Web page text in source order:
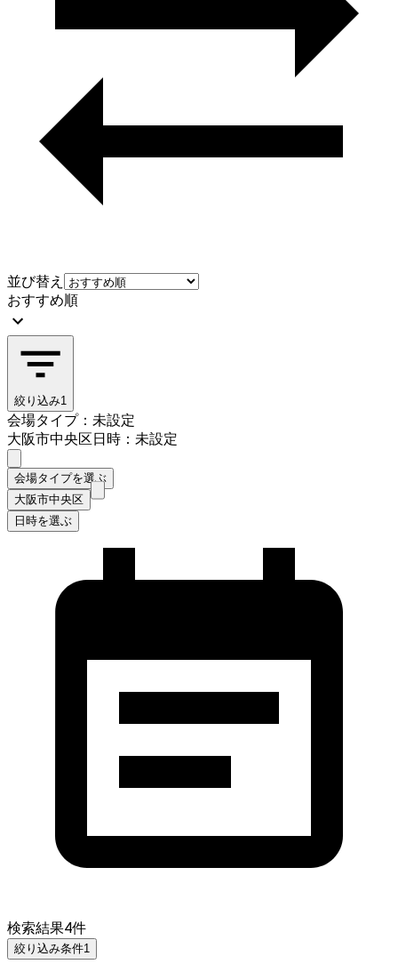
並び替え
おすすめ順
絞り込み1
会場タイプ：未設定
大阪市中央区日時：未設定
会場タイプを選ぶ
大阪市中央区
日時を選ぶ
検索結果4件
絞り込み条件1